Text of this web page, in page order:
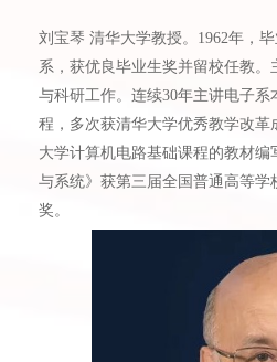
刘宝琴 清华大学教授。1962年，
系，获优良毕业生奖并留校任教
与科研工作。连续30年主讲电子系
程，多次获清华大学优秀教学改
大学计算机电路基础课程的教材
与系统》获第三届全国普通高等学
奖。